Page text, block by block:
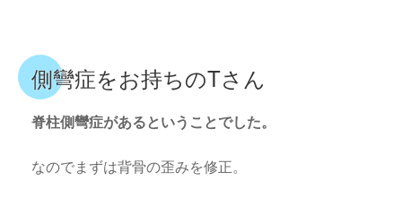
側彎症をお持ちのTさん
脊柱側彎症があるということでした。
なのでまずは背骨の歪みを修正。